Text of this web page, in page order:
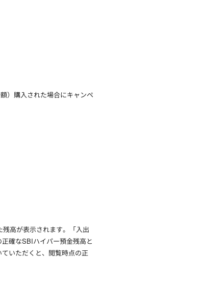
）購入された場合にキャンペ
高が表示されます。「入出
確なSBIハイパー預金残高と
いただくと、閲覧時点の正